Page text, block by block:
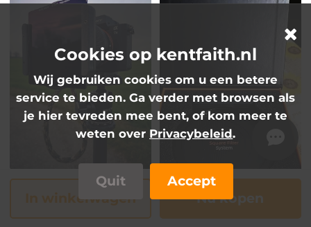
In winkelwagen Nu kopen
Cookies op kentfaith.nl
Wij gebruiken cookies om u een betere
service te bieden. Ga verder met browsen als
je hier tevreden mee bent, of kom meer te
weten over Privacybeleid.
Quit Accept